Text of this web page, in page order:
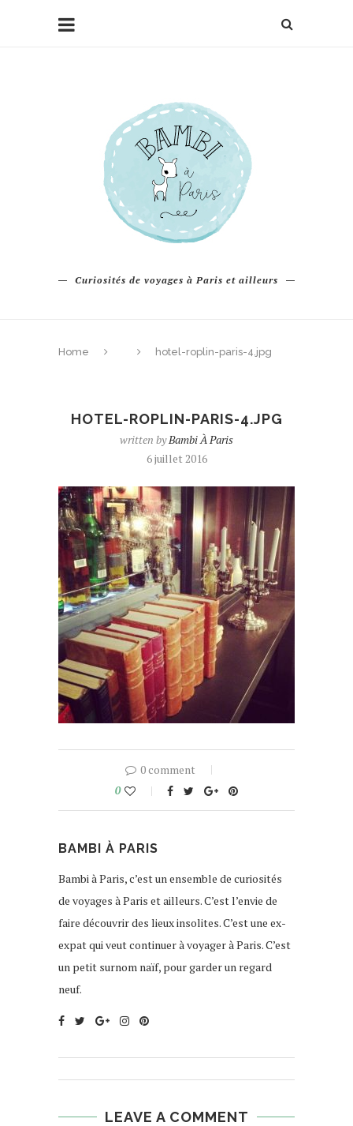
Curiosités de voyages à Paris et ailleurs
Home hotel-roplin-paris-4.jpg
HOTEL-ROPLIN-PARIS-4.JPG
written byBambi À Paris
6 juillet 2016
0 comment
0
BAMBI À PARIS
Bambi à Paris, c’est un ensemble de curiosités
de voyages à Paris et ailleurs. C’est l’envie de
faire découvrir des lieux insolites. C’est une ex-
expat qui veut continuer à voyager à Paris. C’est
un petit surnom naïf, pour garder un regard
neuf.
LEAVE A COMMENT